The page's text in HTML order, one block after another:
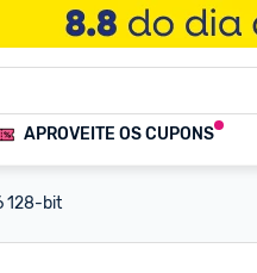
APROVEITE OS CUPONS
128-bit